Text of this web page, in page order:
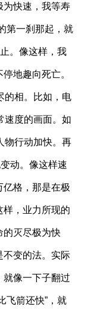
为快速，我等寿
第一刹那起，就
。像这样，我
地趣向死亡。
的相。比如，电
速度的画面。如
物行动加快。再
动。像这样速
亿格，那是在极
样，业力所现的
的灭尽极为快
不变的法。实际
就像一下子翻过
飞箭还快”，就